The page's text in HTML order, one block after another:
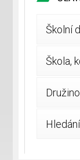
Školní
Škola,